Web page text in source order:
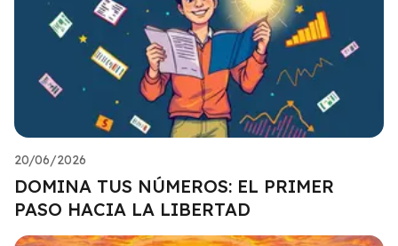
20/06/2026
DOMINA TUS NÚMEROS: EL PRIMER
PASO HACIA LA LIBERTAD